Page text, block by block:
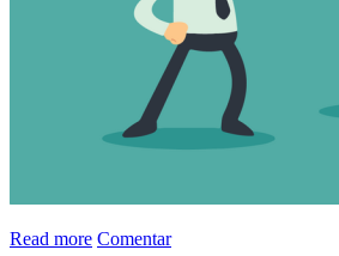
Read more Comentar